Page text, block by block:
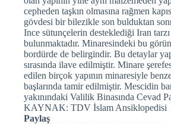
cepheden taşkın olmasına rağmen
gövdesi bir bilezikle son bulduktan
Ince sütunçelerin desteklediği Iran
bulunmaktadır. Minaresindeki bu
bordürde de belirgindir. Bu detaylar
sırasında ilave edilmiştir. Minare
edilen birçok yapının minaresiyle
başlarında tamir edilmiştir. Mescidin
yakınındaki Valilik Binasında Cevad
KAYNAK: TDV İslam Ansiklopedisi
Paylaş